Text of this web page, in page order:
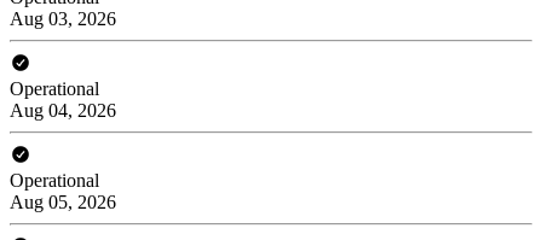
Aug 03, 2026
Operational
Aug 04, 2026
Operational
Aug 05, 2026